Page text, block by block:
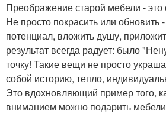
Преображение старой мебели - это
Не просто покрасить или обновить
потенциал, вложить душу,
результат всегда радует: было
точку! Такие вещи не просто
собой историю, тепло,
Это вдохновляющий пример того,
вниманием можно подарить